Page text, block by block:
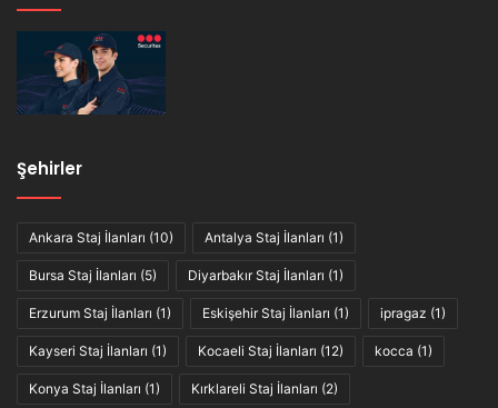
Şehirler
Ankara Staj İlanları (10) Antalya Staj İlanları (1)
Bursa Staj İlanları (5) Diyarbakır Staj İlanları (1)
Erzurum Staj İlanları (1) Eskişehir Staj İlanları (1) ipragaz (1)
Kayseri Staj İlanları (1) Kocaeli Staj İlanları (12) kocca (1)
Konya Staj İlanları (1) Kırklareli Staj İlanları (2)